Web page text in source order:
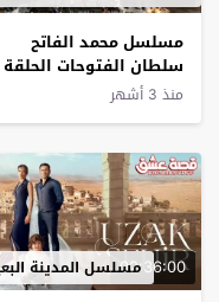
مسلسل محمد الفاتح
مترجم
منذ 3 أشهر
02:36:00مسلسل المدينة